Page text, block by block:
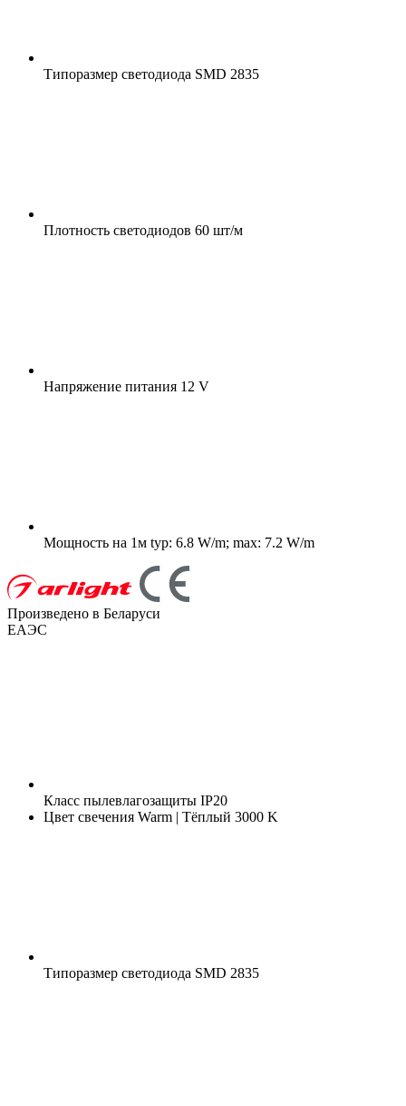
Типоразмер светодиода SMD 2835
Плотность светодиодов 60 шт/м
Напряжение питания 12 V
Мощность на 1м typ: 6.8 W/m; max: 7.2 W/m
Произведено в Беларуси
ЕАЭС
Класс пылевлагозащиты IP20
Цвет свечения Warm | Тёплый 3000 K
Типоразмер светодиода SMD 2835